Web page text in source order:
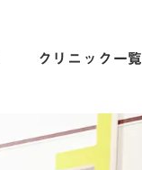
クリニック一覧